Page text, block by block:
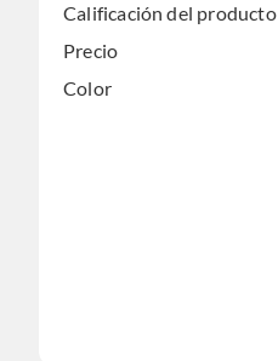
Calificación del producto
Precio
Color